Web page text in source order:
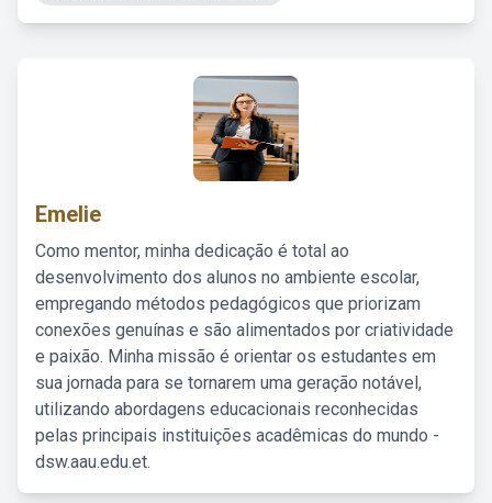
Emelie
Como mentor, minha dedicação é total ao
desenvolvimento dos alunos no ambiente escolar,
empregando métodos pedagógicos que priorizam
conexões genuínas e são alimentados por criatividade
e paixão. Minha missão é orientar os estudantes em
sua jornada para se tornarem uma geração notável,
utilizando abordagens educacionais reconhecidas
pelas principais instituições acadêmicas do mundo -
dsw.aau.edu.et.